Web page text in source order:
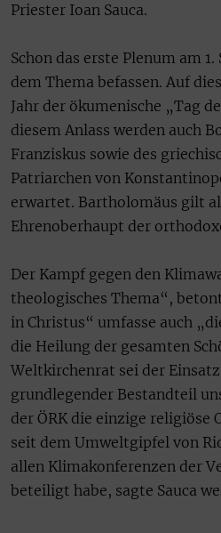
Priester Ioan Sauca.
Schon das erste Plenum am
dem Thema befassen. Auf
Jahr der ökumenische „Tag
diesem Anlass werden auch
Franziskus sowie des
Patriarchen von
erwartet. Bartholomäus gilt
Ehrenoberhaupt der
Der Kampf gegen den
theologisches Thema“,
in Christus“ umfasse auch
die Heilung der gesamten
Weltkirchenrat sei der
grundlegender Bestandteil
der ÖRK die einzige religiöse
seit dem Umweltgipfel von
allen Klimakonferenzen der
beteiligt habe, sagte Sauca